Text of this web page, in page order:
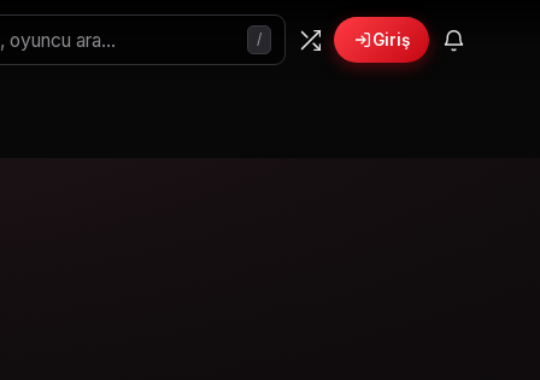
/ Giriş